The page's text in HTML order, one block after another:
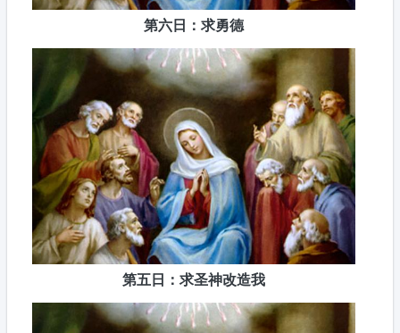
第六日：求勇德
第五日：求圣神改造我